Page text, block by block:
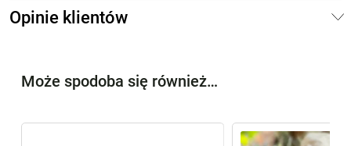
Opinie klientów
Może spodoba się również…